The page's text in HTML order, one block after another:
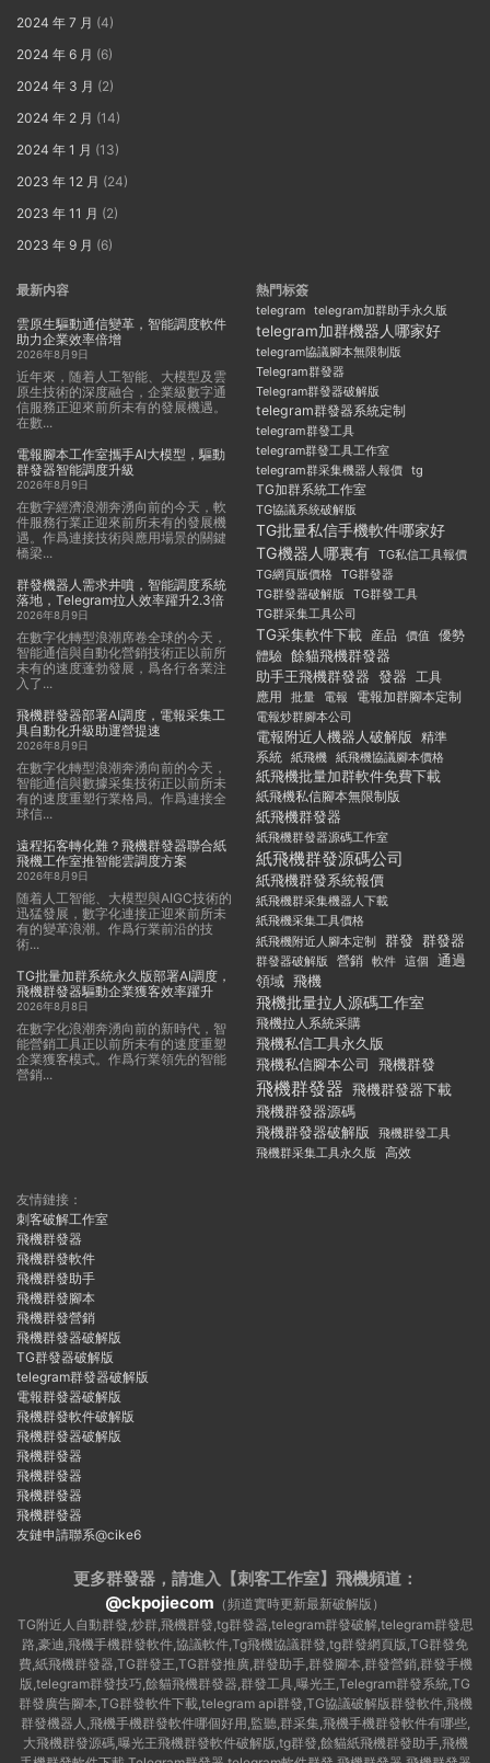
2024 年 7 月 (4)
2024 年 6 月 (6)
2024 年 3 月 (2)
2024 年 2 月 (14)
2024 年 1 月 (13)
2023 年 12 月 (24)
2023 年 11 月 (2)
2023 年 9 月 (6)
最新内容
雲原生驅動通信變革，智能調度軟件
助力企業效率倍增
2026年8月9日
近年來，随着人工智能、大模型及雲
原生技術的深度融合，企業級數字通
信服務正迎來前所未有的發展機遇。
在數...
電報腳本工作室攜手AI大模型，驅動
群發器智能調度升級
2026年8月9日
在數字經濟浪潮奔湧向前的今天，軟
件服務行業正迎來前所未有的發展機
遇。作爲連接技術與應用場景的關鍵
橋梁...
群發機器人需求井噴，智能調度系統
落地，Telegram拉人效率躍升2.3倍
2026年8月9日
在數字化轉型浪潮席卷全球的今天，
智能通信與自動化營銷技術正以前所
未有的速度蓬勃發展，爲各行各業注
入了...
飛機群發器部署AI調度，電報采集工
具自動化升級助運營提速
2026年8月9日
在數字化轉型浪潮奔湧向前的今天，
智能通信與數據采集技術正以前所未
有的速度重塑行業格局。作爲連接全
球信...
遠程拓客轉化難？飛機群發器聯合紙
飛機工作室推智能雲調度方案
2026年8月9日
随着人工智能、大模型與AIGC技術的
迅猛發展，數字化連接正迎來前所未
有的變革浪潮。作爲行業前沿的技
術...
TG批量加群系統永久版部署AI調度，
飛機群發器驅動企業獲客效率躍升
2026年8月8日
在數字化浪潮奔湧向前的新時代，智
能營銷工具正以前所未有的速度重塑
企業獲客模式。作爲行業領先的智能
營銷...
熱門标簽
telegram telegram加群助手永久版
telegram加群機器人哪家好
telegram協議腳本無限制版
Telegram群發器
Telegram群發器破解版
telegram群發器系統定制
telegram群發工具
telegram群發工具工作室
telegram群采集機器人報價 tg
TG加群系統工作室
TG協議系統破解版
TG批量私信手機軟件哪家好
TG機器人哪裏有 TG私信工具報價
TG網頁版價格
TG群發器
TG群發器破解版
TG群發工具
TG群采集工具公司
TG采集軟件下載 産品 價值 優勢
體驗 餘貓飛機群發器
助手王飛機群發器 發器 工具
應用
批量 電報 電報加群腳本定制
電報炒群腳本公司
電報附近人機器人破解版 精準
系統 紙飛機 紙飛機協議腳本價格
紙飛機批量加群軟件免費下載
紙飛機私信腳本無限制版
紙飛機群發器
紙飛機群發器源碼工作室
紙飛機群發源碼公司
紙飛機群發系統報價
紙飛機群采集機器人下載
紙飛機采集工具價格
紙飛機附近人腳本定制
群發 群發器
群發器破解版 營銷 軟件 這個
通過
領域 飛機
飛機批量拉人源碼工作室
飛機拉人系統采購
飛機私信工具永久版
飛機私信腳本公司
飛機群發
飛機群發器 飛機群發器下載
飛機群發器源碼
飛機群發器破解版
飛機群發工具
飛機群采集工具永久版
高效
友情鏈接：
刺客破解工作室
飛機群發器
飛機群發軟件
飛機群發助手
飛機群發腳本
飛機群發營銷
飛機群發器破解版
TG群發器破解版
telegram群發器破解版
電報群發器破解版
飛機群發軟件破解版
飛機群發器破解版
飛機群發器
飛機群發器
飛機群發器
飛機群發器
友鏈申請聯系@cike6
更多群發器，請進入【刺客工作室】 飛機頻道：
@ckpojiecom （頻道實時更新最新破解版）
TG附近人自動群發,炒群,飛機群發,tg群發器,telegram群發破解,telegram群發思
路,豪迪,飛機手機群發軟件,協議軟件,Tg飛機協議群發,tg群發網頁版,TG群發免
費,紙飛機群發器,TG群發王,TG群發推廣,群發助手,群發腳本,群發營銷,群發手機
版,telegram群發技巧,餘貓飛機群發器,群發工具,曝光王,Telegram群發系統,TG
群發廣告腳本,TG群發軟件下載,telegram api群發,TG協議破解版群發軟件,飛機
群發機器人,飛機手機群發軟件哪個好用,監聽,群采集,飛機手機群發軟件有哪些,
大飛機群發源碼,曝光王飛機群發軟件破解版,tg群發,餘貓紙飛機群發助手,飛機